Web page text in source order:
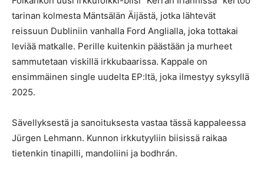
tarinan kolmesta Mäntsälän Äijästä, jotka lähtevät
reissuun Dubliniin vanhalla Ford Anglialla, joka tottakai
leviää matkalle. Perille kuitenkin päästään ja murheet
sammutetaan viskillä irkkubaarissa. Kappale on
ensimmäinen single uudelta EP:ltä, joka ilmestyy syksyllä
2025.
Sävellyksestä ja sanoituksesta vastaa tässä kappaleessa
Jürgen Lehmann. Kunnon irkkutyyliin biisissä raikaa
tietenkin tinapilli, mandoliini ja bodhrán.